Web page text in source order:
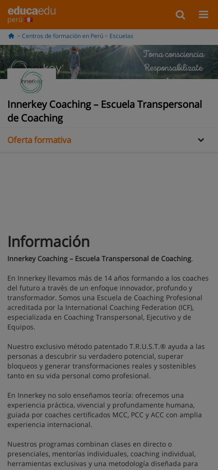
perú
Centros de formación en Perú Escuelas
Innerkey Coaching – Escuela Transpersonal
de Coaching
Información
Oferta formativa
Información
Innerkey Coaching – Escuela Transpersonal de Coaching.
En Innerkey llevamos más de 14 años formando a los coaches
del futuro a través de un enfoque innovador, profundo y
transformador. Somos una Escuela de Coaching Profesional
acreditada por la International Coaching Federation (ICF),
especializada en Coaching Transpersonal, Ejecutivo y de
Equipos.
Nuestro exclusivo método patentado T.R.U.S.T.® ayuda a las
personas a descubrir su verdadero potencial, superar
bloqueos y generar transformaciones reales y sostenibles
tanto en su vida personal como profesional.
En Innerkey no solo enseñamos teoría: ofrecemos una
experiencia práctica, vivencial y profundamente humana,
guiada por coaches certificados MCC, PCC y ACC con amplia
experiencia internacional.
Nuestros programas combinan clases en directo o
presenciales, mentorías individuales, coaching individual,
herramientas exclusivas y una metodología diseñada para